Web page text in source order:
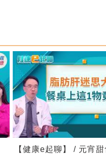
【健康e起聊】 / 元宵